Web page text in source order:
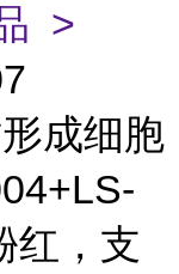
>
成细胞
红，支